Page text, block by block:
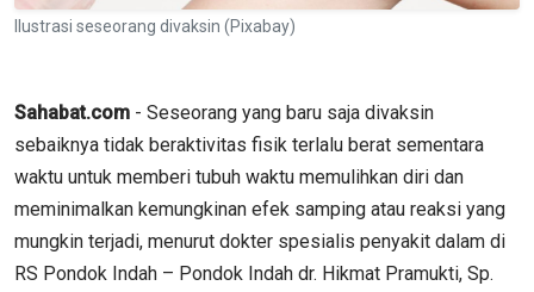
Ilustrasi seseorang divaksin (Pixabay)
Sahabat.com - Seseorang yang baru saja divaksin
sebaiknya tidak beraktivitas fisik terlalu berat sementara
waktu untuk memberi tubuh waktu memulihkan diri dan
meminimalkan kemungkinan efek samping atau reaksi yang
mungkin terjadi, menurut dokter spesialis penyakit dalam di
RS Pondok Indah – Pondok Indah dr. Hikmat Pramukti, Sp.